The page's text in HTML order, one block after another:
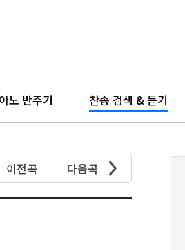
노 반주기 찬송 검색 & 듣기
이전곡 다음곡